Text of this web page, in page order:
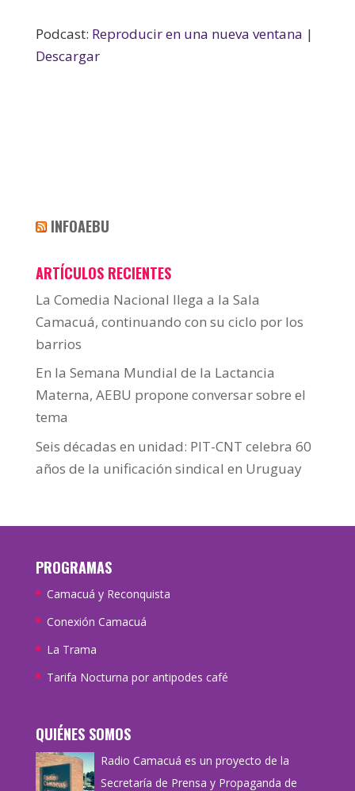
Podcast: Reproducir en una nueva ventana |
Descargar
INFOAEBU
ARTÍCULOS RECIENTES
La Comedia Nacional llega a la Sala
Camacuá, continuando con su ciclo por los
barrios
En la Semana Mundial de la Lactancia
Materna, AEBU propone conversar sobre el
tema
Seis décadas en unidad: PIT-CNT celebra 60
años de la unificación sindical en Uruguay
PROGRAMAS
Camacuá y Reconquista
Conexión Camacuá
La Trama
Tarifa Nocturna por antipodes café
QUIÉNES SOMOS
Radio Camacuá es un proyecto de la
Secretaría de Prensa y Propaganda de